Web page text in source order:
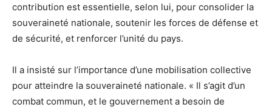
contribution est essentielle, selon lui, pour consolider la
souveraineté nationale, soutenir les forces de défense et
de sécurité, et renforcer l’unité du pays.
Il a insisté sur l’importance d’une mobilisation collective
pour atteindre la souveraineté nationale. « Il s’agit d’un
combat commun, et le gouvernement a besoin de